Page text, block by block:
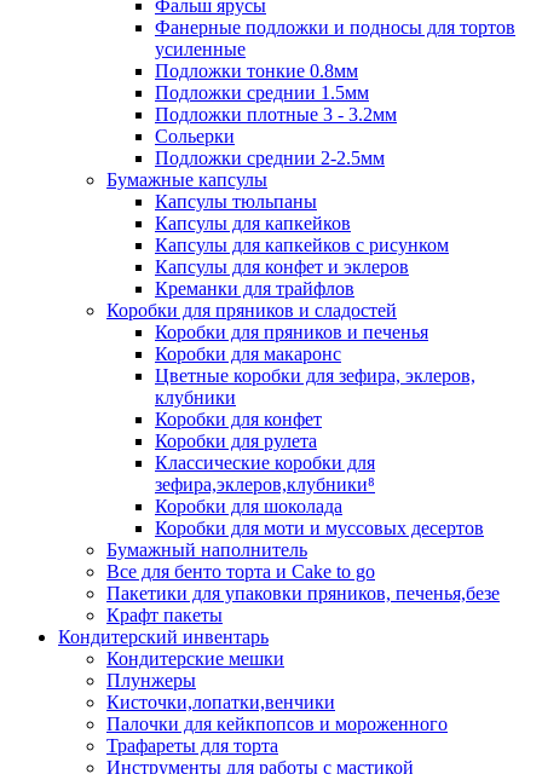
Фальш ярусы
Фанерные подложки и подносы для тортов
усиленные
Подложки тонкие 0.8мм
Подложки среднии 1.5мм
Подложки плотные 3 - 3.2мм
Сольерки
Подложки среднии 2-2.5мм
Бумажные капсулы
Капсулы тюльпаны
Капсулы для капкейков
Капсулы для капкейков с рисунком
Капсулы для конфет и эклеров
Креманки для трайфлов
Коробки для пряников и сладостей
Коробки для пряников и печенья
Коробки для макаронс
Цветные коробки для зефира, эклеров,
клубники
Коробки для конфет
Коробки для рулета
Классические коробки для
зефира,эклеров,клубники⁸
Коробки для шоколада
Коробки для моти и муссовых десертов
Бумажный наполнитель
Все для бенто торта и Cake to go
Пакетики для упаковки пряников, печенья,безе
Крафт пакеты
Кондитерский инвентарь
Кондитерские мешки
Плунжеры
Кисточки,лопатки,венчики
Палочки для кейкпопсов и мороженного
Трафареты для торта
Инструменты для работы с мастикой